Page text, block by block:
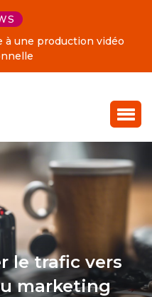
à une production vidéo
le trafic vers
marketing